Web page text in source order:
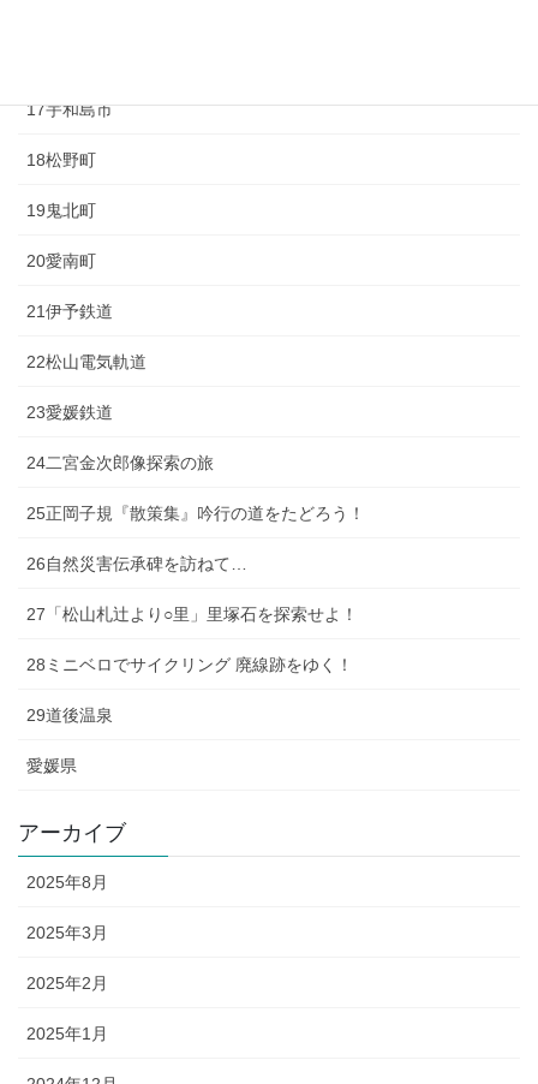
17宇和島市
18松野町
19鬼北町
20愛南町
21伊予鉄道
22松山電気軌道
23愛媛鉄道
24二宮金次郎像探索の旅
25正岡子規『散策集』吟行の道をたどろう！
26自然災害伝承碑を訪ねて…
27「松山札辻より○里」里塚石を探索せよ！
28ミニベロでサイクリング 廃線跡をゆく！
29道後温泉
愛媛県
アーカイブ
2025年8月
2025年3月
2025年2月
2025年1月